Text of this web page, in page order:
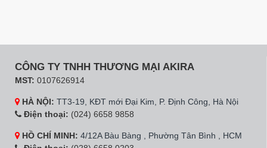
Máy Sấy Bơm Nhiệt
Casper 9 Kg TD-P9HG1
màu ghi xám
9.950.000đ
6.750.000đ